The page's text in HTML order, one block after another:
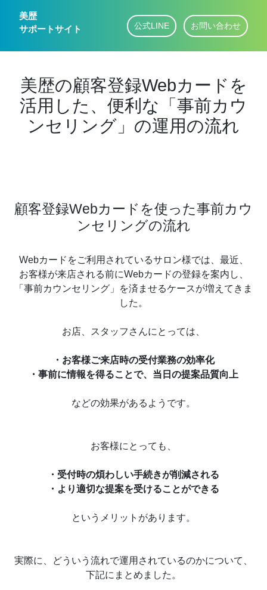
美歴
サポートサイト
公式LINE お問い合わせ
美歴の顧客登録Webカードを
活用した、便利な「事前カウ
ンセリング」の運用の流れ
顧客登録Webカードを使った事前カウ
ンセリングの流れ
Webカードをご利用されているサロン様では、最近、
お客様が来店される前にWebカードの登録を案内し、
「事前カウンセリング」を済ませるケースが増えてきま
した。
お店、スタッフさんにとっては、
・お客様ご来店時の受付業務の効率化
・事前に情報を得ることで、当日の提案品質向上
などの効果があるようです。
お客様にとっても、
・受付時の煩わしい手続きが削減される
・より適切な提案を受けることができる
というメリットがあります。
実際に、どういう流れで運用されているのかについて、
下記にまとめました。